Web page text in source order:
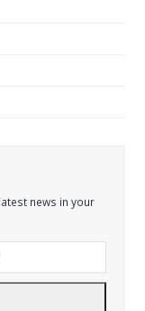
news in your